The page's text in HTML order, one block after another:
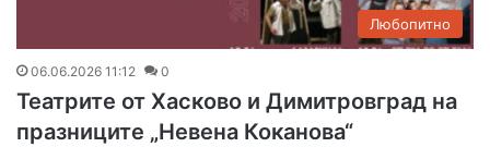
Любопитно
06.06.2026 11:12 0
Театрите от Хасково и Димитровград на
празниците „Невена Коканова“